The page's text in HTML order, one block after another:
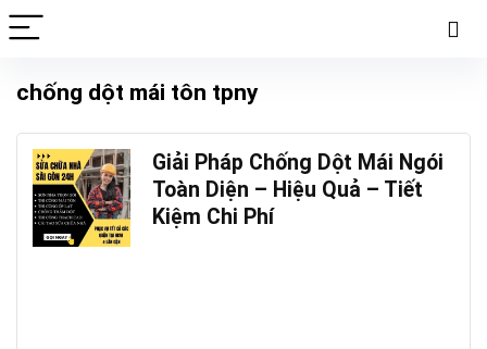
chống dột mái tôn tpny
Giải Pháp Chống Dột Mái Ngói
Toàn Diện – Hiệu Quả – Tiết
Kiệm Chi Phí